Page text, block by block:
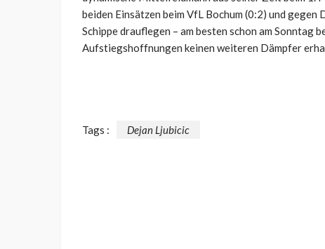
beiden Einsätzen beim VfL Bochum (0:2) und
Schippe drauflegen – am besten schon am Sonntag
Aufstiegshoffnungen keinen weiteren Dämpfer
Tags : Dejan Ljubicic